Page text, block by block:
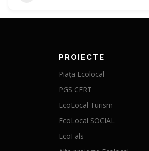
PROIECTE
Piața Ecolocal
PGS CERT
EcoLocal Turism
EcoLocal SOCIAL
EcoFals